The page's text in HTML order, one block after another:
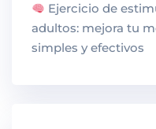
Ejercicio de
adultos: mejora tu
simples y efectivos